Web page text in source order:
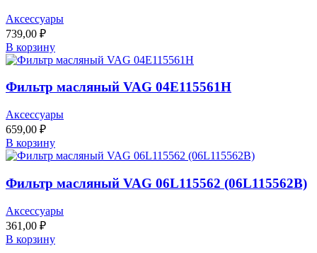
Аксессуары
739,00 ₽
В корзину
Фильтр масляный VAG 04E115561H
Аксессуары
659,00 ₽
В корзину
Фильтр масляный VAG 06L115562 (06L115562B)
Аксессуары
361,00 ₽
В корзину